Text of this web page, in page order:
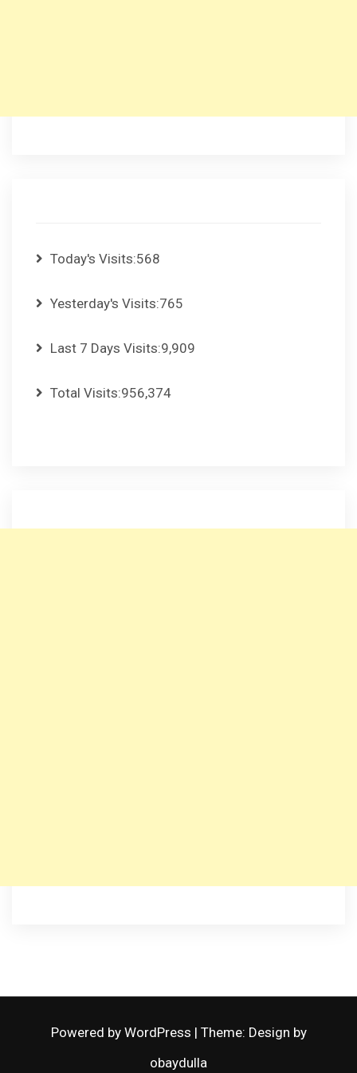
Today's Visits:568
Yesterday's Visits:765
Last 7 Days Visits:9,909
Total Visits:956,374
Powered by WordPress | Theme: Design by
obaydulla